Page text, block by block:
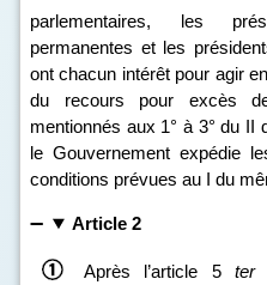
parlementaires, les
permanentes et les
ont chacun intérêt pour agir
du recours pour excès
mentionnés aux 1° à 3° du II
le Gouvernement expédie
conditions prévues au I du
Article 2
Après l’article 5 ter